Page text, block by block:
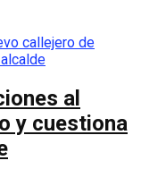
al
y cuestiona